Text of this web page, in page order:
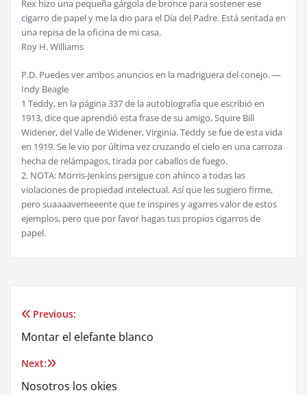
Rex hizo una pequeña gárgola de bronce para sostener ese
cigarro de papel y me la dio para el Día del Padre. Está sentada en
una repisa de la oficina de mi casa.
Roy H. Williams
P.D. Puedes ver ambos anuncios en la madriguera del conejo. —
Indy Beagle
1 Teddy, en la página 337 de la autobiografía que escribió en
1913, dice que aprendió esta frase de su amigo, Squire Bill
Widener, del Valle de Widener, Virginia. Teddy se fue de esta vida
en 1919. Se le vio por última vez cruzando el cielo en una carroza
hecha de relámpagos, tirada por caballos de fuego.
2. NOTA: Morris-Jenkins persigue con ahínco a todas las
violaciones de propiedad intelectual. Así que les sugiero firme,
pero suaaaavemeeente que te inspires y agarres valor de estos
ejemplos, pero que por favor hagas tus propios cigarros de
papel.
Post
navigation
Previous:
Montar el elefante blanco
Next:
Nosotros los okies